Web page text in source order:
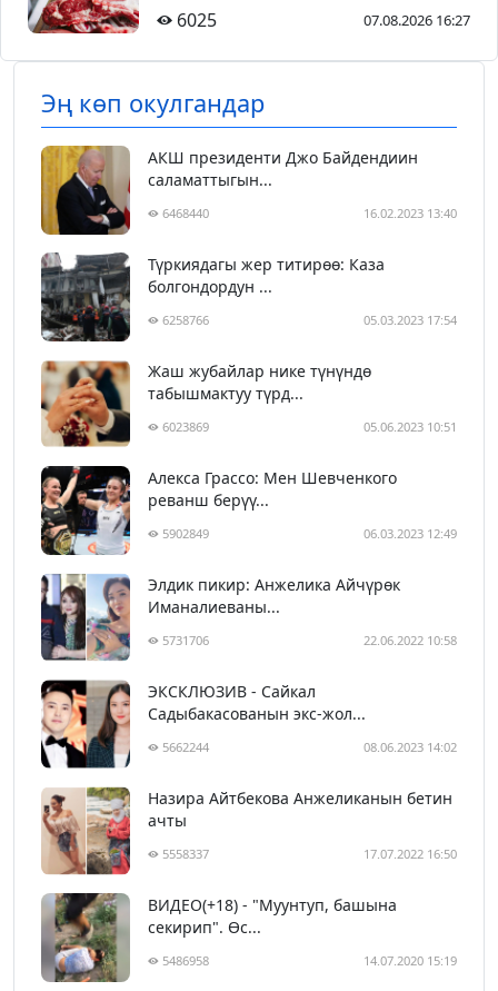
6025 07.08.2026 16:27
Эң көп окулгандар
АКШ президенти Джо Байдендиин
саламаттыгын...
6468440 16.02.2023 13:40
Түркиядагы жер титирөө: Каза
болгондордун ...
6258766 05.03.2023 17:54
Жаш жубайлар нике түнүндө
табышмактуу түрд...
6023869 05.06.2023 10:51
Алекса Грассо: Мен Шевченкого
реванш берүү...
5902849 06.03.2023 12:49
Элдик пикир: Анжелика Айчүрөк
Иманалиеваны...
5731706 22.06.2022 10:58
ЭКСКЛЮЗИВ - Сайкал
Садыбакасованын экс-жол...
5662244 08.06.2023 14:02
Назира Айтбекова Анжеликанын бетин
ачты
5558337 17.07.2022 16:50
ВИДЕО(+18) - "Муунтуп, башына
секирип". Өс...
5486958 14.07.2020 15:19